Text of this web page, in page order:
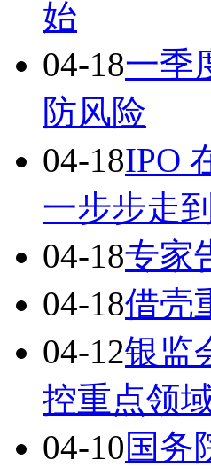
始
04-18一季
防风险
04-18IPO
一步步走
04-18专家
04-18借壳
04-12银监
控重点领
04-10国务